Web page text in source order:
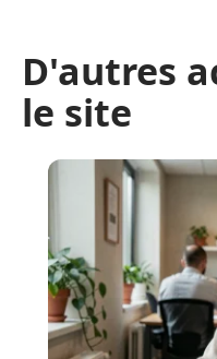
D'autres
le site